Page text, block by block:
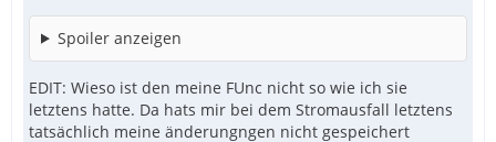
Spoiler anzeigen
EDIT: Wieso ist den meine FUnc nicht so wie ich sie
letztens hatte. Da hats mir bei dem Stromausfall letztens
tatsächlich meine änderungngen nicht gespeichert